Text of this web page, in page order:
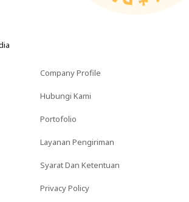
Company Profile
Hubungi Kami
Portofolio
Layanan Pengiriman
Syarat Dan Ketentuan
Privacy Policy